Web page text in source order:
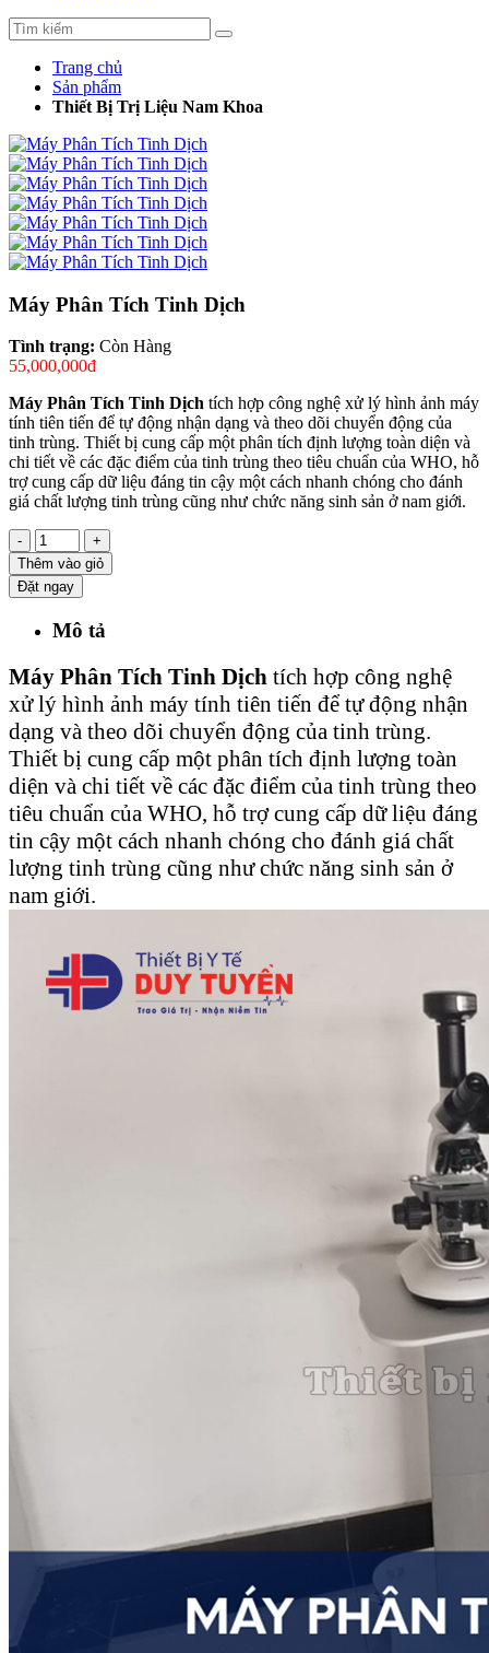
Trang chủ
Sản phẩm
Thiết Bị Trị Liệu Nam Khoa
Máy Phân Tích Tinh Dịch
Tình trạng: Còn Hàng
55,000,000đ
Máy Phân Tích Tinh Dịch tích hợp công nghệ xử lý hình ảnh máy
tính tiên tiến để tự động nhận dạng và theo dõi chuyển động của
tinh trùng. Thiết bị cung cấp một phân tích định lượng toàn diện và
chi tiết về các đặc điểm của tinh trùng theo tiêu chuẩn của WHO, hỗ
trợ cung cấp dữ liệu đáng tin cậy một cách nhanh chóng cho đánh
giá chất lượng tinh trùng cũng như chức năng sinh sản ở nam giới.
-
+
Thêm vào giỏ
Đặt ngay
Mô tả
Máy Phân Tích Tinh Dịch tích hợp công nghệ
xử lý hình ảnh máy tính tiên tiến để tự động nhận
dạng và theo dõi chuyển động của tinh trùng.
Thiết bị cung cấp một phân tích định lượng toàn
diện và chi tiết về các đặc điểm của tinh trùng theo
tiêu chuẩn của WHO, hỗ trợ cung cấp dữ liệu đáng
tin cậy một cách nhanh chóng cho đánh giá chất
lượng tinh trùng cũng như chức năng sinh sản ở
nam giới.